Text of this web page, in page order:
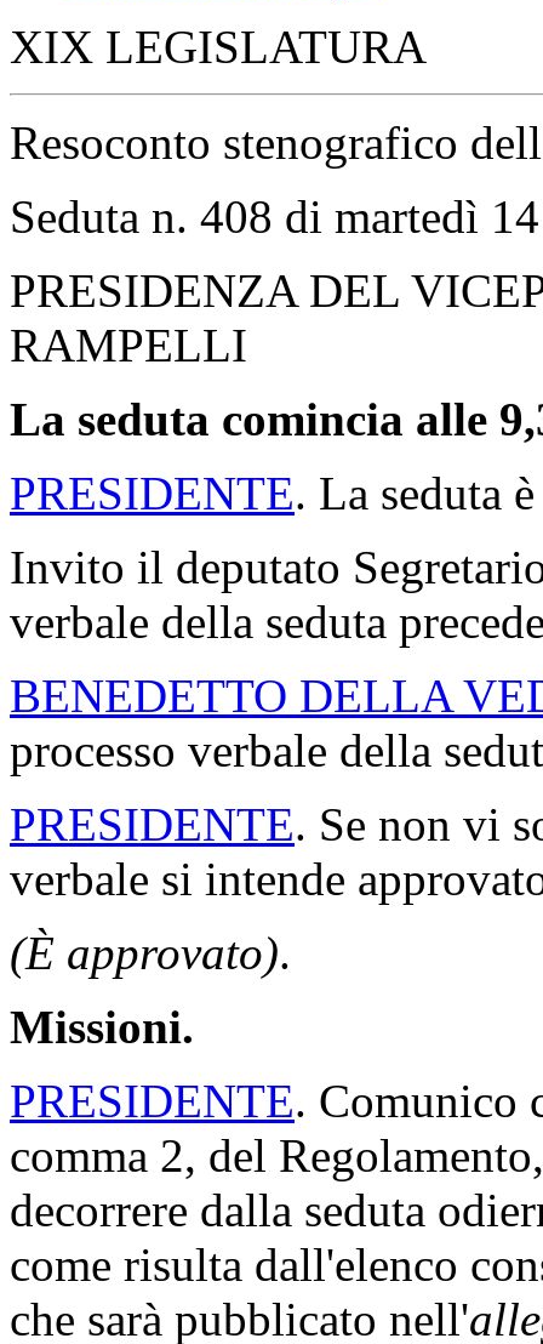
XIX LEGISLATURA
Resoconto stenografico
Seduta n. 408 di martedì
PRESIDENZA DEL
RAMPELLI
La seduta comincia alle
PRESIDENTE. La seduta
Invito il deputato
verbale della seduta
BENEDETTO DELLA
processo verbale della
PRESIDENTE. Se non vi
verbale si intende
(È approvato).
Missioni.
PRESIDENTE. Comunico
comma 2, del
decorrere dalla seduta
come risulta dall'elenco
che sarà pubblicato nell'